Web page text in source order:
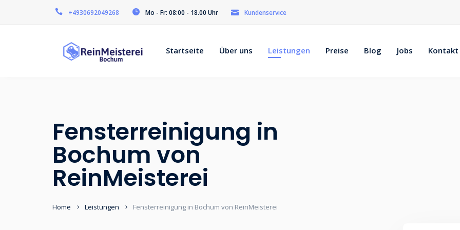
+4930692049268 Mo - Fr: 08:00 - 18.00 Uhr Kundenservice
Startseite Über uns Leistungen Preise Blog Jobs Kontakt
Fensterreinigung in
Bochum von
ReinMeisterei
Home Leistungen Fensterreinigung in Bochum von ReinMeisterei